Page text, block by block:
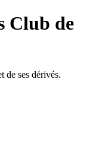
Club de
de ses dérivés.